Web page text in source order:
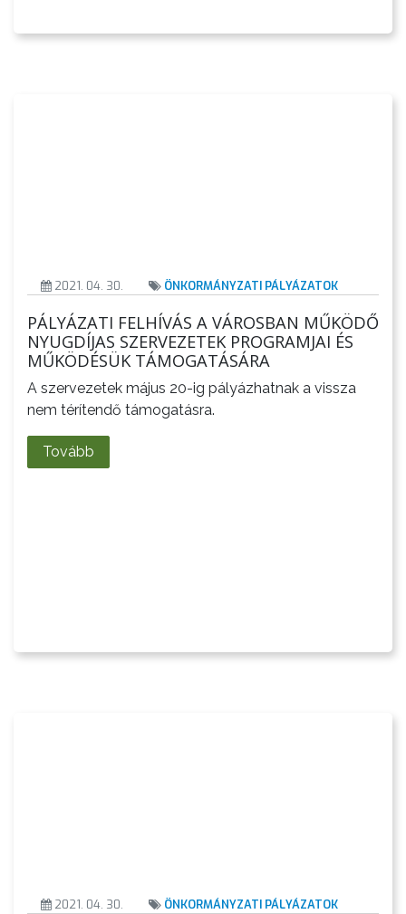
2021. 04. 30. ÖNKORMÁNYZATI PÁLYÁZATOK
PÁLYÁZATI FELHÍVÁS A VÁROSBAN MŰKÖDŐ
NYUGDÍJAS SZERVEZETEK PROGRAMJAI ÉS
MŰKÖDÉSÜK TÁMOGATÁSÁRA
A szervezetek május 20-ig pályázhatnak a vissza
nem térítendő támogatásra.
Tovább
2021. 04. 30. ÖNKORMÁNYZATI PÁLYÁZATOK